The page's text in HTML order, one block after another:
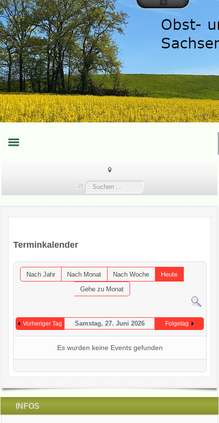
UNSER VEREIN
KONTAKT
Suchen
...
Terminkalender
Nach Jahr Nach Monat Nach Woche
Heute
Gehe zu Monat
Vorheriger Tag Samstag, 27. Juni 2026 Folgetag
Es wurden keine Events gefunden
INFOS